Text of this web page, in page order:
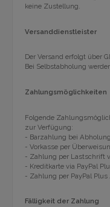
keine Zustellung.
Versanddienstleister
Der Versand erfolgt über
Bei Selbstabholung
Zahlungsmöglichkeiten
Folgende
zur Verfügung:
- Barzahlung bei Abholung
- Vorkasse per
- Zahlung per Lastschrift
- Kreditkarte via PayPal
- Zahlung per PayPal
Fälligkeit der Zahlung